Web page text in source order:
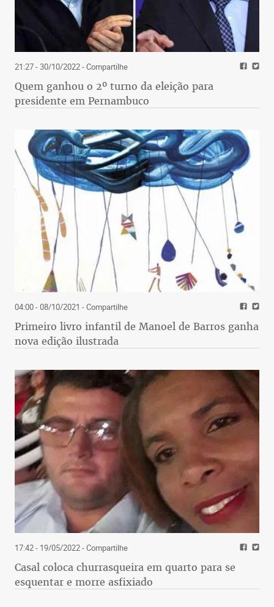
21:27 - 30/10/2022- Compartilhe
Quem ganhou o 2º turno da eleição para
presidente em Pernambuco
04:00 - 08/10/2021 - Compartilhe
Primeiro livro infantil de Manoel de Barros ganha
nova edição ilustrada
17:42 - 19/05/2022- Compartilhe
Casal coloca churrasqueira em quarto para se
esquentar e morre asfixiado